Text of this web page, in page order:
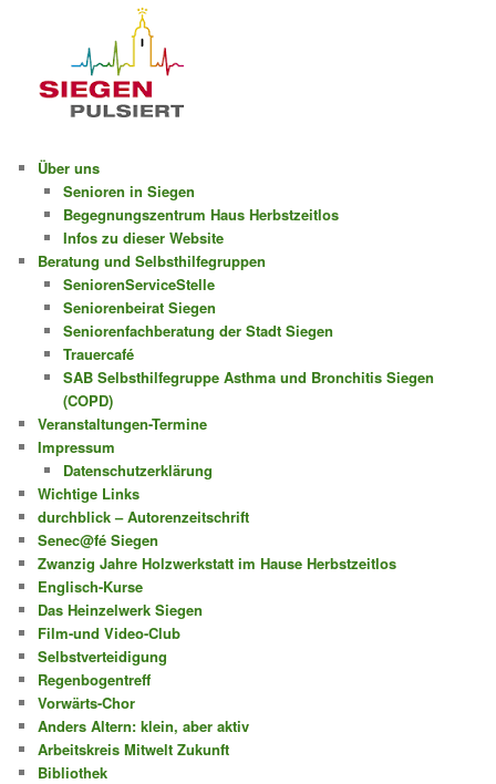
Über uns
Senioren in Siegen
Begegnungszentrum Haus Herbstzeitlos
Infos zu dieser Website
Beratung und Selbsthilfegruppen
SeniorenServiceStelle
Seniorenbeirat Siegen
Seniorenfachberatung der Stadt Siegen
Trauercafé
SAB Selbsthilfegruppe Asthma und Bronchitis Siegen
(COPD)
Veranstaltungen-Termine
Impressum
Datenschutzerklärung
Wichtige Links
durchblick – Autorenzeitschrift
Senec@fé Siegen
Zwanzig Jahre Holzwerkstatt im Hause Herbstzeitlos
Englisch-Kurse
Das Heinzelwerk Siegen
Film-und Video-Club
Selbstverteidigung
Regenbogentreff
Vorwärts-Chor
Anders Altern: klein, aber aktiv
Arbeitskreis Mitwelt Zukunft
Bibliothek